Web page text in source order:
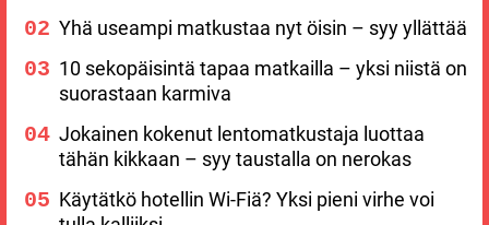
Yhä useampi matkustaa nyt öisin – syy yllättää
10 sekopäisintä tapaa matkailla – yksi niistä on
suorastaan karmiva
Jokainen kokenut lentomatkustaja luottaa
tähän kikkaan – syy taustalla on nerokas
Käytätkö hotellin Wi-Fiä? Yksi pieni virhe voi